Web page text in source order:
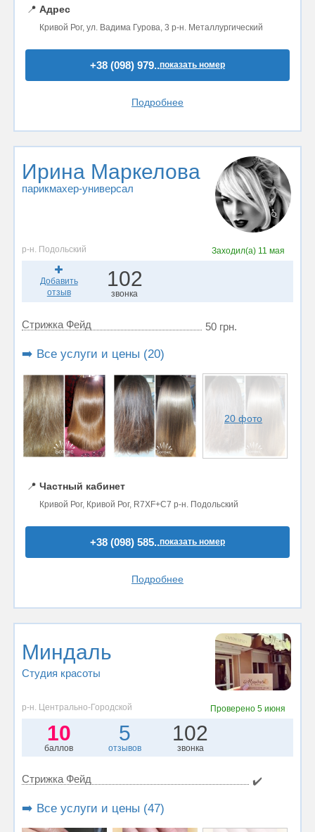
📍 Адрес
Кривой Рог, ул. Вадима Гурова, 3 р-н. Металлургический
+38 (098) 979..показать номер
Подробнее
Ирина Маркелова
парикмахер-универсал
р-н. Подольский Заходил(а) 11 мая
Добавить
отзыв
102
звонка
Стрижка Фейд 50 грн.
➡️ Все услуги и цены (20)
20 фото
📍 Частный кабинет
Кривой Рог, Кривой Рог, R7XF+C7 р-н. Подольский
+38 (098) 585..показать номер
Подробнее
Миндаль
Студия красоты
р-н. Центрально-Городской Проверено5 июня
10
баллов
5
отзывов
102
звонка
Стрижка Фейд ✔️
➡️ Все услуги и цены (47)